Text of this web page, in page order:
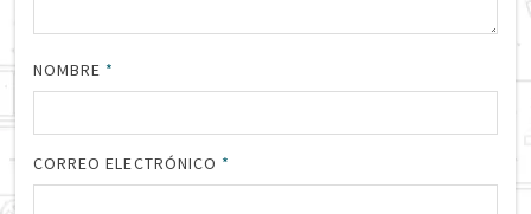
NOMBRE *
CORREO ELECTRÓNICO *